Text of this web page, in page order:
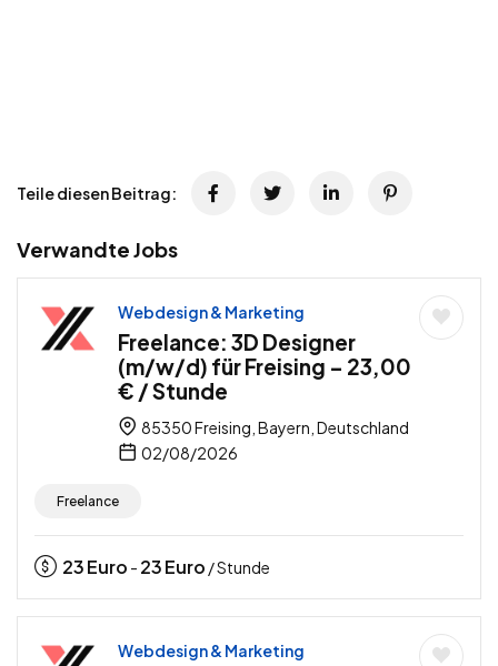
Teile diesen Beitrag:
Verwandte Jobs
Webdesign & Marketing
Freelance: 3D Designer
(m/w/d) für Freising – 23,00
€ / Stunde
85350 Freising, Bayern, Deutschland
02/08/2026
Freelance
23Euro - 23Euro / Stunde
Webdesign & Marketing